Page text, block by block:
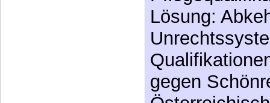
Lösung:
gegen